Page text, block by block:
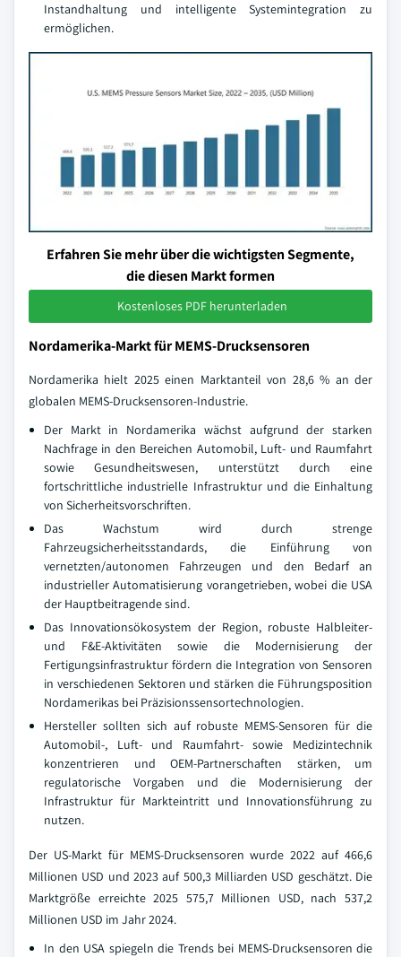
Instandhaltung und intelligente Systemintegration zu
ermöglichen.
Erfahren Sie mehr über die wichtigsten Segmente,
die diesen Markt formen
Kostenloses PDF herunterladen
Nordamerika-Markt für MEMS-Drucksensoren
Nordamerika hielt 2025 einen Marktanteil von 28,6 % an der
globalen MEMS-Drucksensoren-Industrie.
Der Markt in Nordamerika wächst aufgrund der starken
Nachfrage in den Bereichen Automobil, Luft- und Raumfahrt
sowie Gesundheitswesen, unterstützt durch eine
fortschrittliche industrielle Infrastruktur und die Einhaltung
von Sicherheitsvorschriften.
Das Wachstum wird durch strenge
Fahrzeugsicherheitsstandards, die Einführung von
vernetzten/autonomen Fahrzeugen und den Bedarf an
industrieller Automatisierung vorangetrieben, wobei die USA
der Hauptbeitragende sind.
Das Innovationsökosystem der Region, robuste Halbleiter-
und F&E-Aktivitäten sowie die Modernisierung der
Fertigungsinfrastruktur fördern die Integration von Sensoren
in verschiedenen Sektoren und stärken die Führungsposition
Nordamerikas bei Präzisionssensortechnologien.
Hersteller sollten sich auf robuste MEMS-Sensoren für die
Automobil-, Luft- und Raumfahrt- sowie Medizintechnik
konzentrieren und OEM-Partnerschaften stärken, um
regulatorische Vorgaben und die Modernisierung der
Infrastruktur für Markteintritt und Innovationsführung zu
nutzen.
Der US-Markt für MEMS-Drucksensoren wurde 2022 auf 466,6
Millionen USD und 2023 auf 500,3 Milliarden USD geschätzt. Die
Marktgröße erreichte 2025 575,7 Millionen USD, nach 537,2
Millionen USD im Jahr 2024.
In den USA spiegeln die Trends bei MEMS-Drucksensoren die